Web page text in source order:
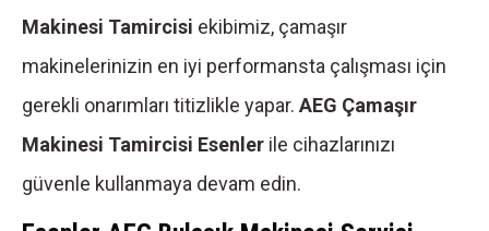
Makinesi Tamircisi ekibimiz, çamaşır
makinelerinizin en iyi performansta çalışması için
gerekli onarımları titizlikle yapar. AEG Çamaşır
Makinesi Tamircisi Esenler ile cihazlarınızı
güvenle kullanmaya devam edin.